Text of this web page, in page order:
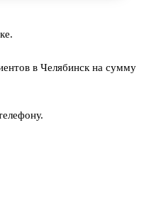
в Челябинск на сумму